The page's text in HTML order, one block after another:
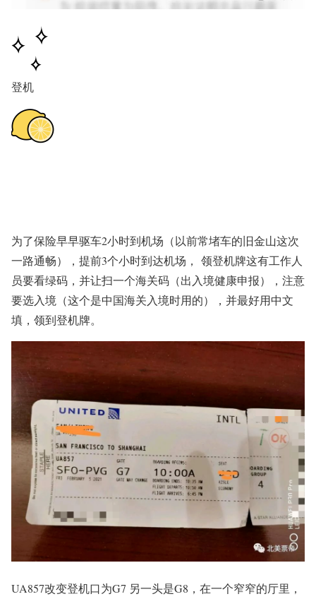
登机
为了保险早早驱车2小时到机场（以前常堵车的旧金山这次
一路通畅），提前3个小时到达机场， 领登机牌这有工作人
员要看绿码，并让扫一个海关码（出入境健康申报），注意
要选入境（这个是中国海关入境时用的），并最好用中文
填，领到登机牌。
UA857改变登机口为G7 另一头是G8，在一个窄窄的厅里，